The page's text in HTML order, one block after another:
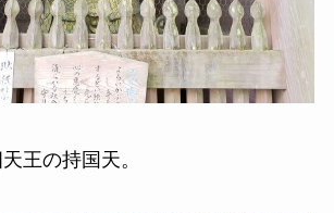
王の持国天。